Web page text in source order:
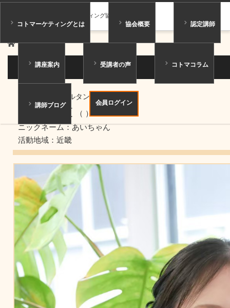
一般社団法人コトマーケティング協会
コトマーケティングとは 協会概要 認定講師
講座案内 受講者の声 コトマコラム
講師ブログ 会員ログイン
ホーム 講師紹介
講師紹介
ジュニアコンサルタント
大辻 亜衣
（ ）
ニックネーム：あいちゃん
活動地域：近畿